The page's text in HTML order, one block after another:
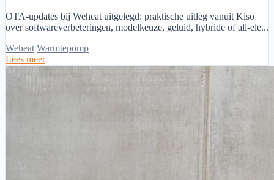
OTA-updates bij Weheat uitgelegd: praktische uitleg vanuit Kiso
over softwareverbeteringen, modelkeuze, geluid, hybride of all-ele...
Weheat Warmtepomp
Lees meer